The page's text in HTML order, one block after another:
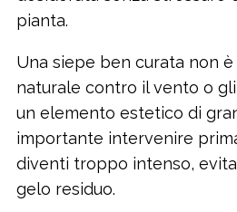
pianta.
Una siepe ben curata non
naturale contro il vento o
un elemento estetico di
importante intervenire
diventi troppo intenso,
gelo residuo.